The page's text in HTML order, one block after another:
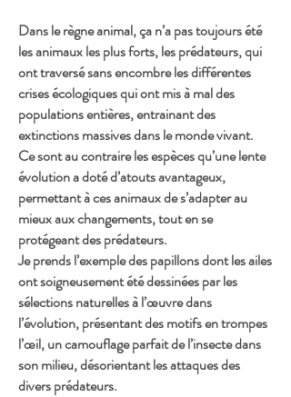
Dans le règne animal, ça n’a pas toujours été
les animaux les plus forts, les prédateurs, qui
ont traversé sans encombre les différentes
crises écologiques qui ont mis à mal des
populations entières, entrainant des
extinctions massives dans le monde vivant.
Ce sont au contraire les espèces qu’une lente
évolution a doté d’atouts avantageux,
permettant à ces animaux de s’adapter au
mieux aux changements, tout en se
protégeant des prédateurs.
Je prends l’exemple des papillons dont les ailes
ont soigneusement été dessinées par les
sélections naturelles à l’œuvre dans
l’évolution, présentant des motifs en trompes
l’œil, un camouflage parfait de l’insecte dans
son milieu, désorientant les attaques des
divers prédateurs.